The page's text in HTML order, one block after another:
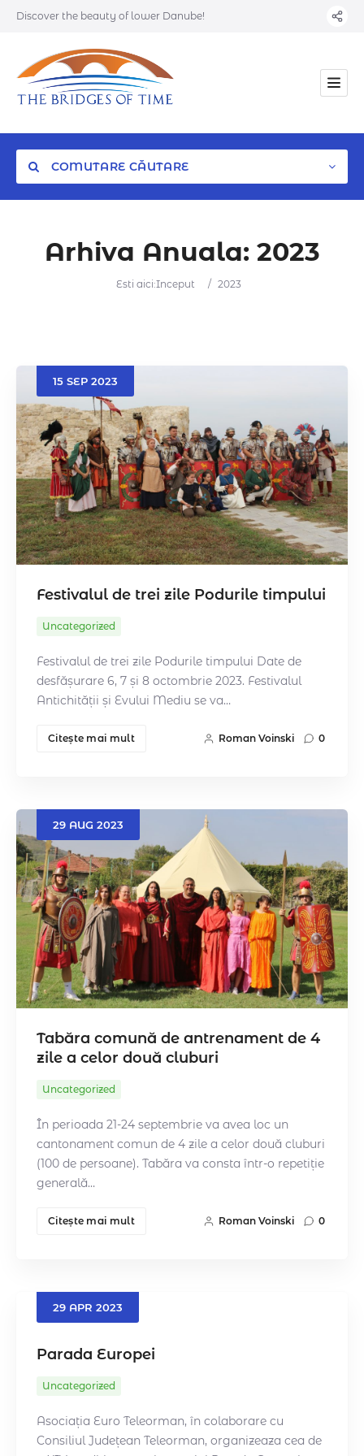
Discover the beauty of lower Danube!
COMUTARE CĂUTARE
Caută
Arhiva Anuala: 2023
Esti aici:Inceput / 2023
15 SEP 2023
Festivalul de trei zile Podurile timpului
Uncategorized
Festivalul de trei zile Podurile timpului Date de
desfășurare 6, 7 și 8 octombrie 2023. Festivalul
Antichității și Evului Mediu se va…
Citeşte mai mult Roman Voinski 0
29 AUG 2023
Tabăra comună de antrenament de 4
zile a celor două cluburi
Uncategorized
În perioada 21-24 septembrie va avea loc un
cantonament comun de 4 zile a celor două cluburi
(100 de persoane). Tabăra va consta într-o repetiție
generală…
Citeşte mai mult Roman Voinski 0
29 APR 2023
Parada Europei
Uncategorized
Asociația Euro Teleorman, în colaborare cu
Consiliul Județean Teleorman, organizeaza cea de